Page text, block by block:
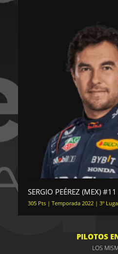
SERGIO PEÉREZ (MEX) #11
305 Pts | Temporada 2022 | 3º
PILOTOS
LOS